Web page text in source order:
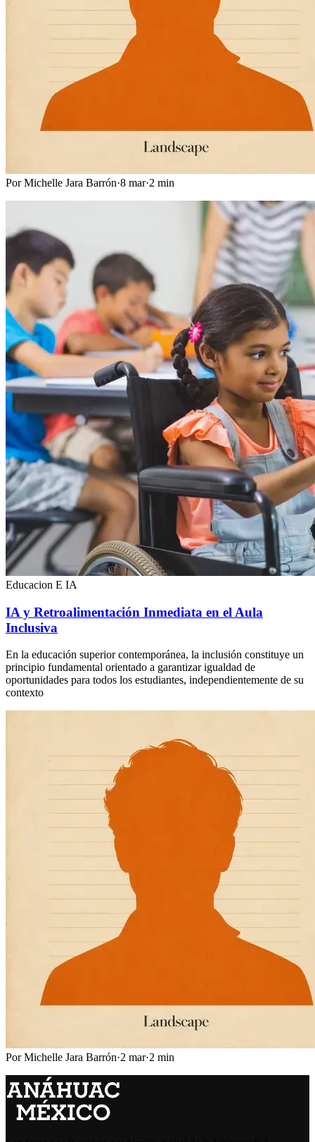
PorMichelle Jara Barrón·8 mar·2 min
Educacion E IA
IA y Retroalimentación Inmediata en el Aula
Inclusiva
En la educación superior contemporánea, la inclusión constituye un
principio fundamental orientado a garantizar igualdad de
oportunidades para todos los estudiantes, independientemente de su
contexto
PorMichelle Jara Barrón·2 mar·2 min